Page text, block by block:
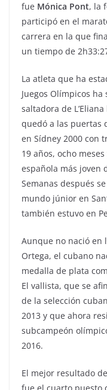
fue Mónica Pont, la
participó en el
carrera en la que
un tiempo de
La atleta que ha
Juegos Olímpicos ha
saltadora de
quedó a las puertas
en Sídney 2000 con
19 años, ocho
española más joven
Semanas después
mundo júnior en
también estuvo en
Aunque no nació en
Ortega, el cubano
medalla de plata
El vallista, que se
de la selección
2013 y que ahora
subcampeón
2016.
El mejor resultado